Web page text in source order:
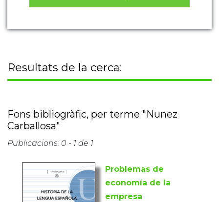
Resultats de la cerca:
Fons bibliogràfic, per terme "Nunez
Carballosa"
Publicacions: 0 - 1 de 1
Problemas de
economía de la
empresa